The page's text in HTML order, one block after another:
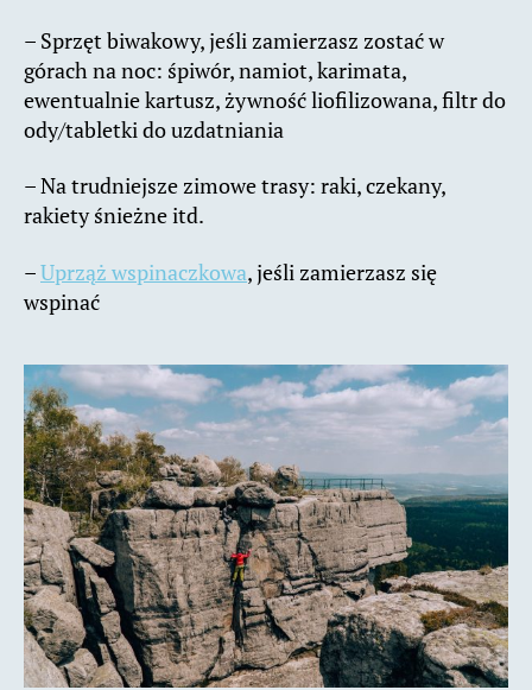
– Sprzęt biwakowy, jeśli zamierzasz zostać w
górach na noc: śpiwór, namiot, karimata,
ewentualnie kartusz, żywność liofilizowana, filtr do
ody/tabletki do uzdatniania
– Na trudniejsze zimowe trasy: raki, czekany,
rakiety śnieżne itd.
–Uprząż wspinaczkowa, jeśli zamierzasz się
wspinać